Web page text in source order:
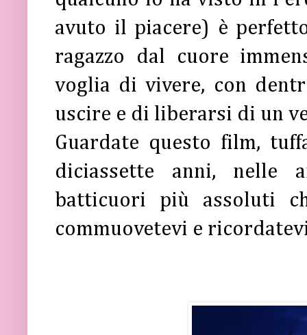
avuto il piacere) è
ragazzo dal cuore
voglia di vivere, con
uscire e di liberarsi di un
Guardate questo film,
diciassette anni, nelle
batticuori più assoluti
commuovetevi e